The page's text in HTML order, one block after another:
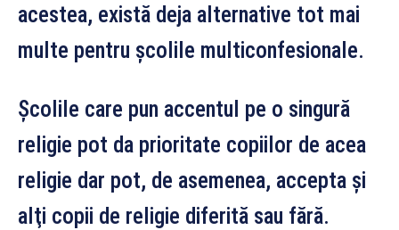
acestea, există deja alternative tot mai
multe pentru şcolile multiconfesionale.
Şcolile care pun accentul pe o singură
religie pot da prioritate copiilor de acea
religie dar pot, de asemenea, accepta şi
alţi copii de religie diferită sau fără.